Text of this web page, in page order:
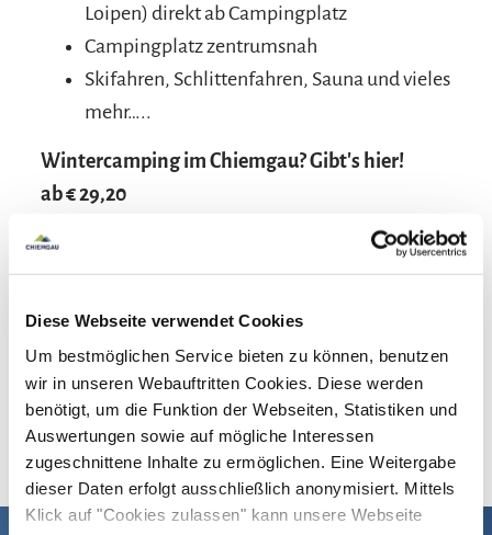
Diese Webseite verwendet Cookies
Um bestmöglichen Service bieten zu können, benutzen
wir in unseren Webauftritten Cookies. Diese werden
benötigt, um die Funktion der Webseiten, Statistiken und
Auswertungen sowie auf mögliche Interessen
zugeschnittene Inhalte zu ermöglichen. Eine Weitergabe
dieser Daten erfolgt ausschließlich anonymisiert. Mittels
Klick auf "Cookies zulassen" kann unsere Webseite
Loipen) direkt ab Campingplatz
Campingplatz zentrumsnah
Skifahren, Schlittenfahren, Sauna und vieles
mehr…..
Wintercamping im Chiemgau? Gibt's hier!
ab € 29,20
Stellplatz für 1 Nacht für 2 Personen inkl.
Gebühren
Hier geht's zumBuchungsanfrage-Formular ↗